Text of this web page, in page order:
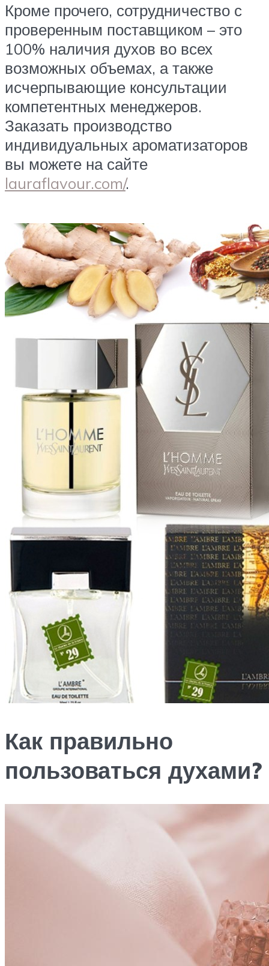
Кроме прочего, сотрудничество с
проверенным поставщиком – это
100% наличия духов во всех
возможных объемах, а также
исчерпывающие консультации
компетентных менеджеров.
Заказать производство
индивидуальных ароматизаторов
вы можете на сайте
lauraflavour.com/.
Как правильно
пользоваться духами?